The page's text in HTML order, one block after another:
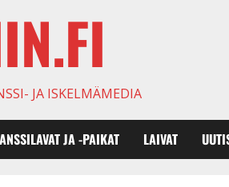
JA ISKELMÄMEDIA
JA -PAIKAT LAIVAT